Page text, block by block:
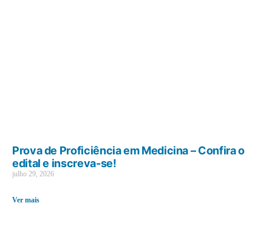
Prova de Proficiência em Medicina – Confira o
edital e inscreva-se!
julho 29, 2026
Ver mais